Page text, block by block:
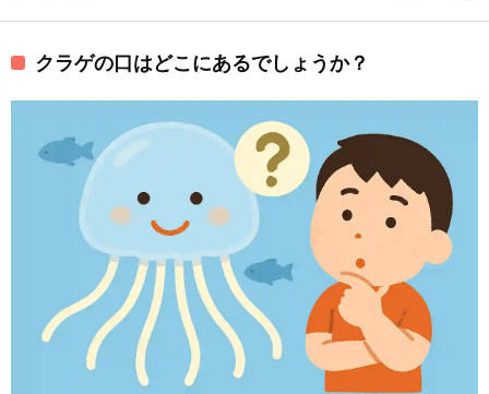
クラゲの口はどこにあるでしょうか？